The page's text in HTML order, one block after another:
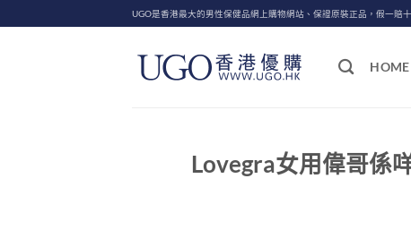
to
UGO是香港最大的男性保健品網上購物網站、保證原裝正品，假一賠十
HOME
Lovegra女用偉哥係